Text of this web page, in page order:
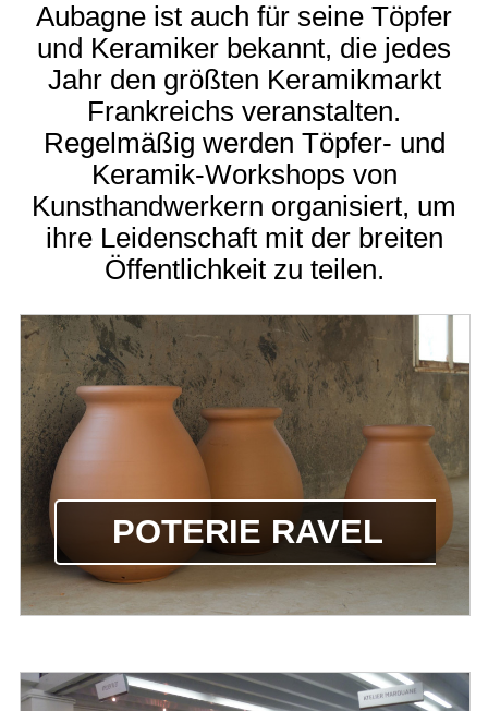
Aubagne ist auch für seine Töpfer
und Keramiker bekannt, die jedes
Jahr den größten Keramikmarkt
Frankreichs veranstalten.
Regelmäßig werden Töpfer- und
Keramik-Workshops von
Kunsthandwerkern organisiert, um
ihre Leidenschaft mit der breiten
Öffentlichkeit zu teilen.
POTERIE RAVEL